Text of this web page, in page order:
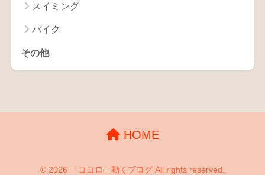
スイミング
バイク
その他
HOME
© 2026 「ココロ」動くブログ All rights reserved.